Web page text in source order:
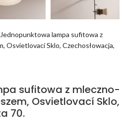
Jednopunktowa lampa sufitowa z
Osvietlovací Sklo, Czechosłowacja,
sufitowa z mleczno-
Osvietlovací Sklo,
70.